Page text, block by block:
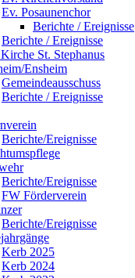
Ev. Posaunenchor
Berichte / Ereignisse
Berichte / Ereignisse
St. Stephanus
Ensheim
Gemeindeausschuss
Berichte / Ereignisse
Berichte/Ereignisse
Berichte/Ereignisse
FW Förderverein
Berichte/Ereignisse
Kerb 2025
Kerb 2024